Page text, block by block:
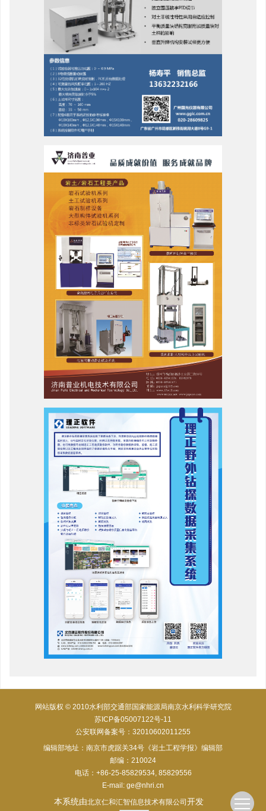
网站版权 © 2010水利部交通部国家能源局南京水利科学研究院
苏ICP备05007122号-11
公安联网备案号：32010602011255
编辑部地址：南京市虎踞关34号《岩土工程学报》编辑部
邮编：210024
电话：+86-25-85829534, 85829556
E-mail: ge@nhri.cn
本系统由北京仁和汇智信息技术有限公司开发